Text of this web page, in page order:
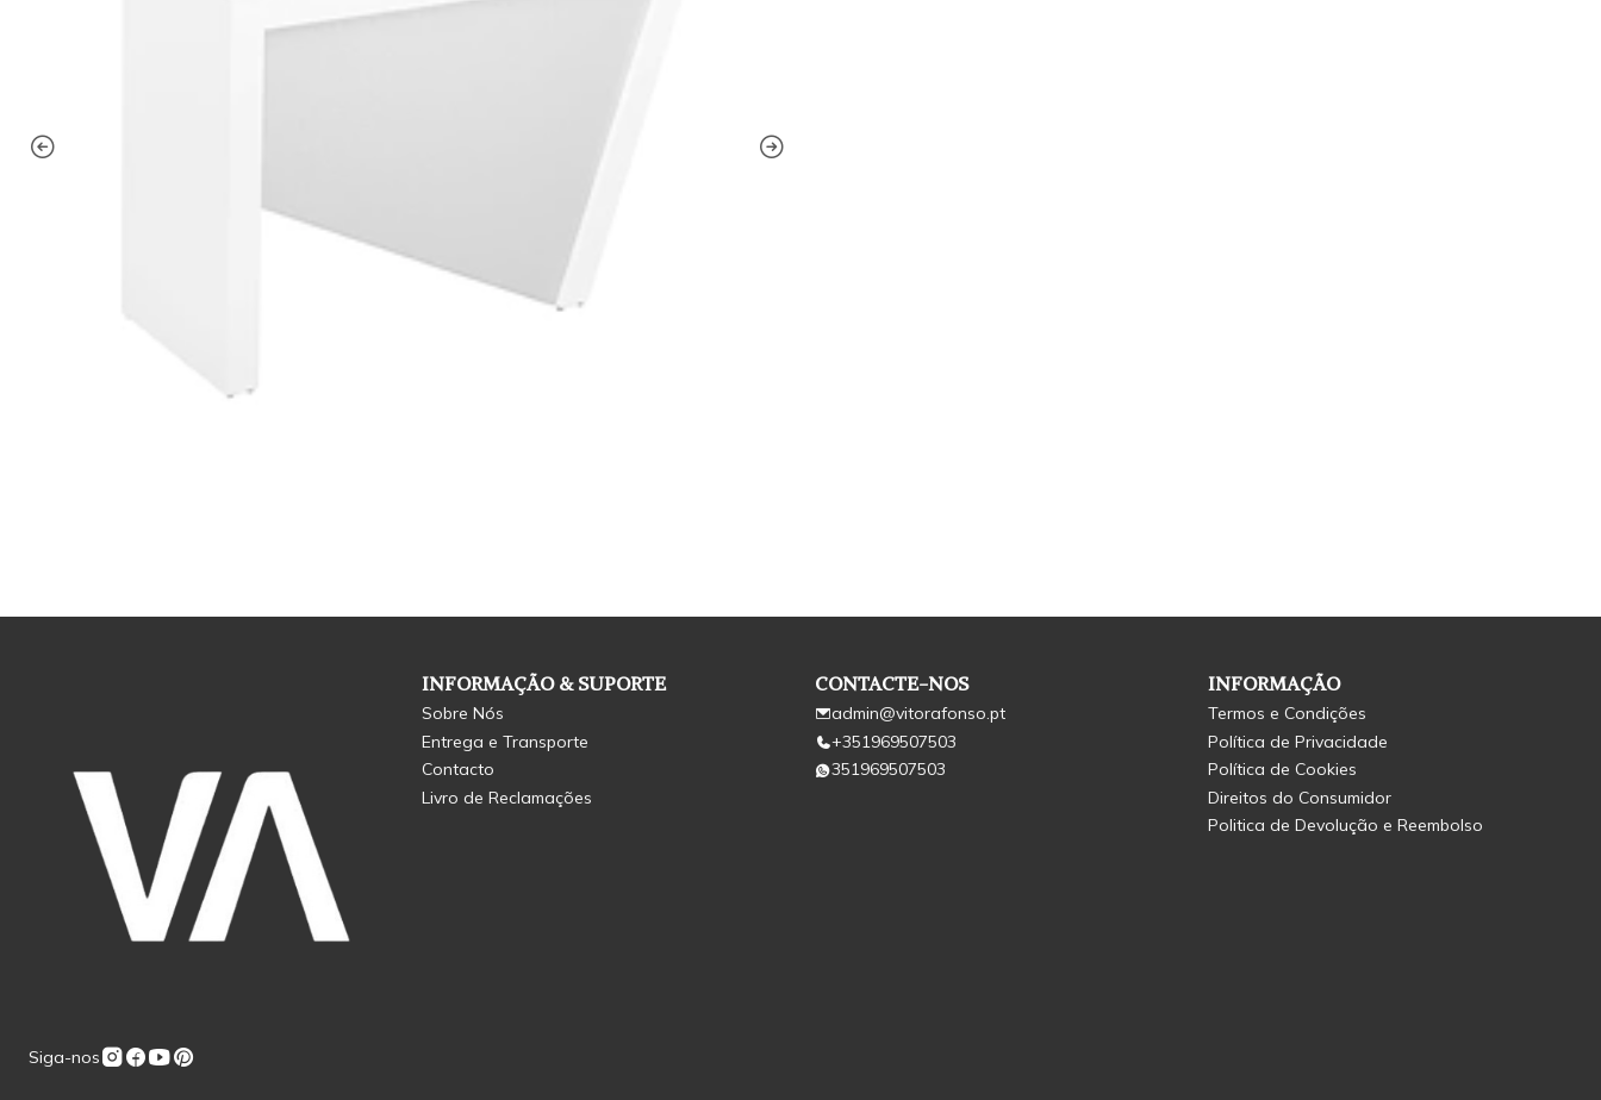
Siga-nos
INFORMAÇÃO & SUPORTE
Sobre Nós
Entrega e Transporte
Contacto
Livro de Reclamações
CONTACTE-NOS
admin@vitorafonso.pt
+351969507503
351969507503
INFORMAÇÃO
Termos e Condições
Política de Privacidade
Política de Cookies
Direitos do Consumidor
Politica de Devolução e Reembolso